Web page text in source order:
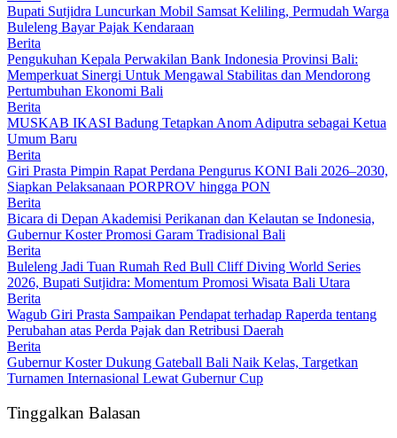
Bupati Sutjidra Luncurkan Mobil Samsat Keliling, Permudah Warga
Buleleng Bayar Pajak Kendaraan
Berita
Pengukuhan Kepala Perwakilan Bank Indonesia Provinsi Bali:
Memperkuat Sinergi Untuk Mengawal Stabilitas dan Mendorong
Pertumbuhan Ekonomi Bali
Berita
MUSKAB IKASI Badung Tetapkan Anom Adiputra sebagai Ketua
Umum Baru
Berita
Giri Prasta Pimpin Rapat Perdana Pengurus KONI Bali 2026–2030,
Siapkan Pelaksanaan PORPROV hingga PON
Berita
Bicara di Depan Akademisi Perikanan dan Kelautan se Indonesia,
Gubernur Koster Promosi Garam Tradisional Bali
Berita
Buleleng Jadi Tuan Rumah Red Bull Cliff Diving World Series
2026, Bupati Sutjidra: Momentum Promosi Wisata Bali Utara
Berita
Wagub Giri Prasta Sampaikan Pendapat terhadap Raperda tentang
Perubahan atas Perda Pajak dan Retribusi Daerah
Berita
Gubernur Koster Dukung Gateball Bali Naik Kelas, Targetkan
Turnamen Internasional Lewat Gubernur Cup
Tinggalkan Balasan